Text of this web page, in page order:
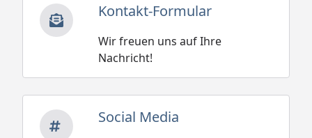
Kontakt-Formular
Wir freuen uns auf Ihre
Nachricht!
Social Media